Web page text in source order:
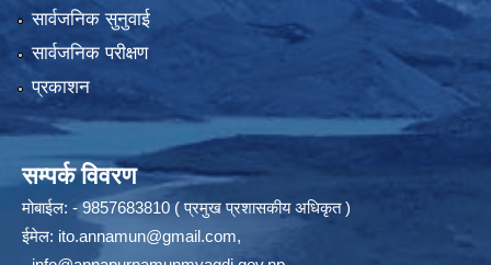
सार्वजनिक सुनुवाई
सार्वजनिक परीक्षण
प्रकाशन
सम्पर्क विवरण
मोबाईल: - 9857683810 ( प्रमुख प्रशासकीय अधिकृत )
ईमेल: ito.annamun@gmail.com,